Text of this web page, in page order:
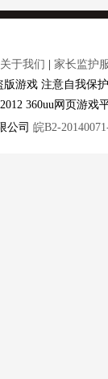
关于我们
家长监护
游戏 注意自我保
360uu网页游
公司 皖B2-